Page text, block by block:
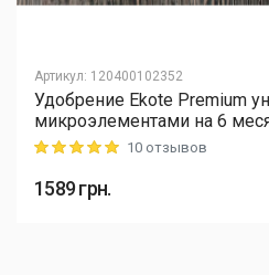
Артикул: 120400102352
Удобрение Ekote Premium
микроэлементами на 6
Rating: 5 out of 510 отзывов
1589грн.